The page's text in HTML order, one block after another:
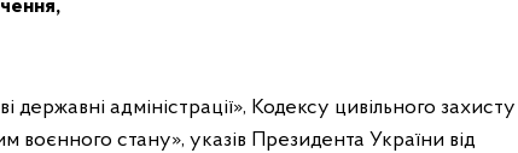
адміністрації», Кодексу цивільного захисту
стану», указів Президента України від